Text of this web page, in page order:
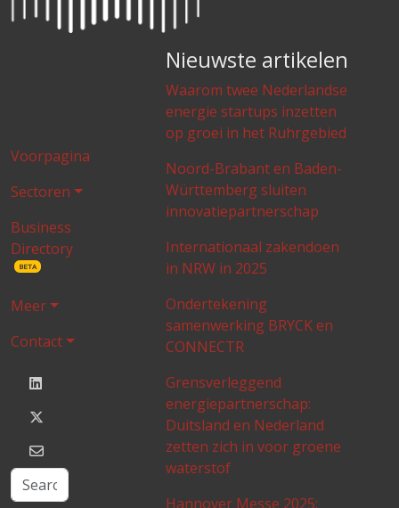
Voorpagina
Sectoren
Business
Directory
BETA
Meer
Contact
Nieuwste artikelen
Waarom twee Nederlandse
energie startups inzetten
op groei in het Ruhrgebied
Noord-Brabant en Baden-
Württemberg sluiten
innovatiepartnerschap
Internationaal zakendoen
in NRW in 2025
Ondertekening
samenwerking BRYCK en
CONNECTR
Grensverleggend
energiepartnerschap:
Duitsland en Nederland
zetten zich in voor groene
waterstof
Hannover Messe 2025: